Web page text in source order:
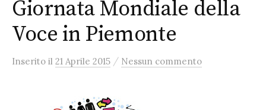
Giornata Mondiale della
Voce in Piemonte
Inserito il 21 Aprile 2015 / Nessun commento